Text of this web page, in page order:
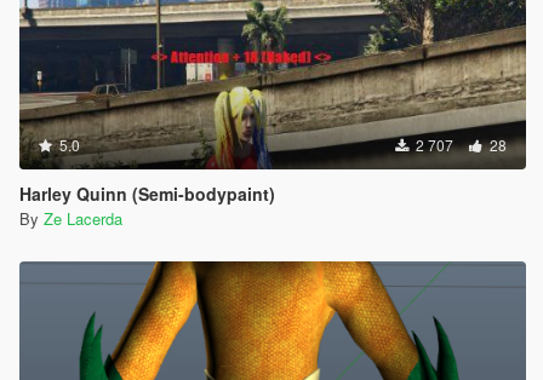
5.0 2 707 28
Harley Quinn (Semi-bodypaint)
By Ze Lacerda